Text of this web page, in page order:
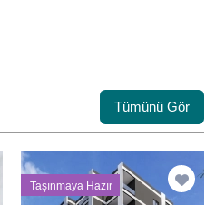
Tümünü Gör
Taşınmaya Hazır